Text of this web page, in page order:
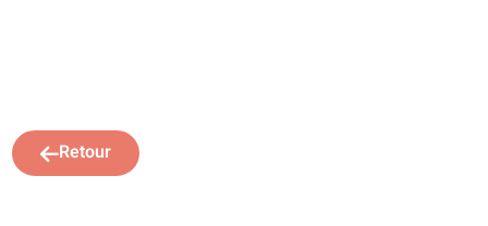
Retour